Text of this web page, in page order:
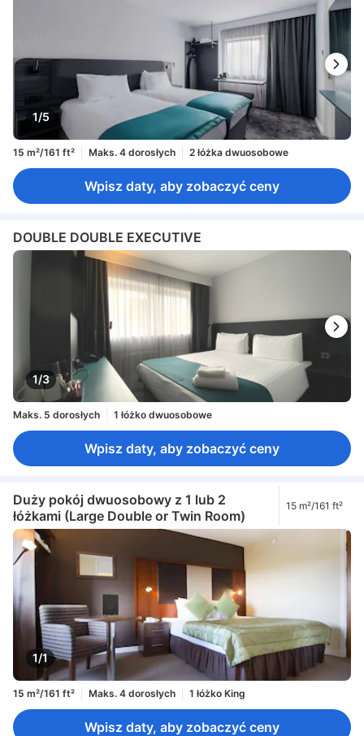
1/5
15 m²/161 ft² Maks. 4 dorosłych 2 łóżka dwuosobowe
Wpisz daty, aby zobaczyć ceny
DOUBLE DOUBLE EXECUTIVE
1/3
Maks. 5 dorosłych 1 łóżko dwuosobowe
Wpisz daty, aby zobaczyć ceny
Duży pokój dwuosobowy z 1 lub 2
łóżkami (Large Double or Twin Room)
15 m²/161 ft²
1/1
15 m²/161 ft² Maks. 4 dorosłych 1 łóżko King
Wpisz daty, aby zobaczyć ceny